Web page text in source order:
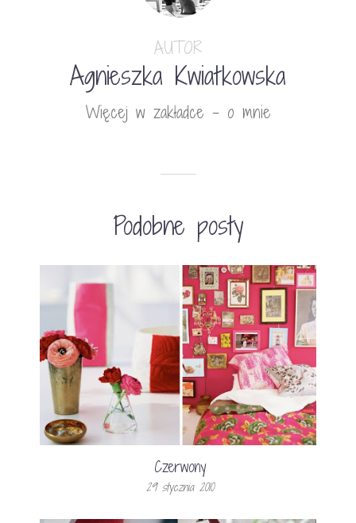
AUTOR
Agnieszka Kwiatkowska
Więcej w zakładce - o mnie
Podobne posty
Czerwony
29 stycznia 2010